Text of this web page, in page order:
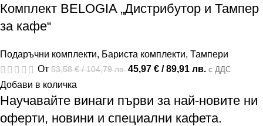
Комплект BELOGIA „Дистрибутор и Тампер
за кафе“
Подаръчни комплекти, Бариста комплекти, Тампери
От 53,58€/ 104,79 лв.45,97 € / 89,91 лв. с ДДС
Добави в количка
Научавайте винаги първи за най-новите ни
оферти, новини и специални кафета.